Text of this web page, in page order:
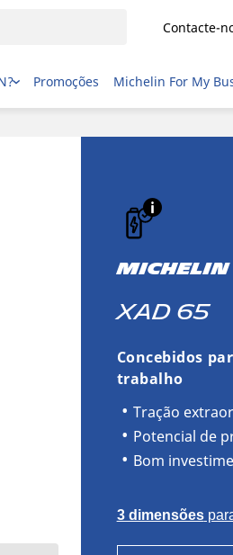
Contacte-
Promoções Michelin For My
MICHELIN
XAD 65
Concebidos
trabalho
Tração
Potencial de
Bom
3 dimensões